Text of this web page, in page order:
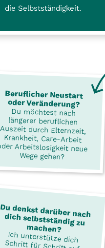
die Selbstständigkeit.
Beruflicher Neustart
oder Veränderung?
Du möchtest nach
längerer beruflichen
Auszeit durch Elternzeit,
Krankheit, Care-Arbeit
oder Arbeitslosigkeit neue
Wege gehen?
Du denkst darüber nach
dich selbstständig zu
machen?
Ich unterstütze dich
Schritt für Schritt auf